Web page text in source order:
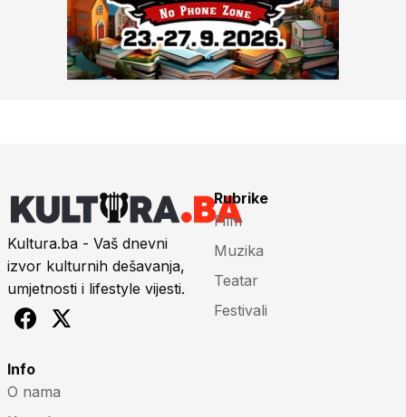
Kultura.ba - Vaš dnevni
izvor kulturnih dešavanja,
umjetnosti i lifestyle vijesti.
Rubrike
Film
Muzika
Teatar
Festivali
Info
O nama